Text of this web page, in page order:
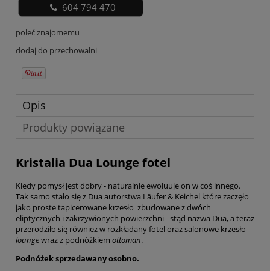
604 794 470
poleć znajomemu
dodaj do przechowalni
Opis
Produkty powiązane
Kristalia Dua Lounge fotel
Kiedy pomysł jest dobry - naturalnie ewoluuje on w coś innego.
Tak samo stało się z Dua autorstwa Läufer & Keichel które zaczęło
jako proste tapicerowane krzesło zbudowane z dwóch
eliptycznych i zakrzywionych powierzchni - stąd nazwa Dua, a teraz
przerodziło się również w rozkładany fotel oraz salonowe krzesło
loungewraz z podnóżkiem ottoman.
Podnóżek sprzedawany osobno.